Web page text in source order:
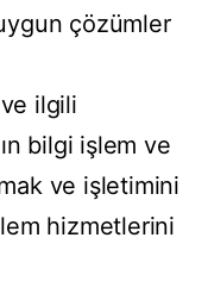
çözümler
ilgili
bilgi işlem ve
ve işletimini
hizmetlerini